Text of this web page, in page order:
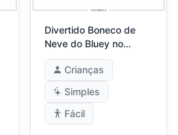
Divertido Boneco de
Neve do Bluey no
Inverno
Crianças
Simples
Fácil